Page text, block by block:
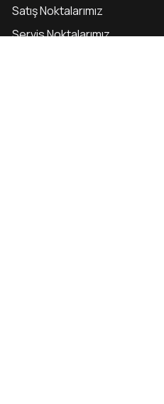
Satış Noktalarımız
Servis Noktalarımız